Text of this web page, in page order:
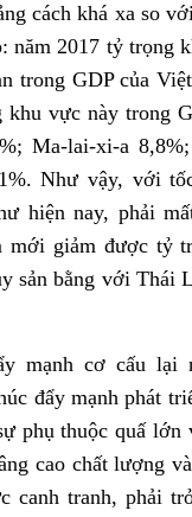
cách khá xa so
năm 2017 tỷ trọng
trong GDP của
vực này trong
Ma-lai-xi-a
Như vậy, với
hiện nay, phải
mới giảm được tỷ
sản bằng với Thái
mạnh cơ cấu lại
đẩy mạnh phát
phụ thuộc quấ lớn
cao chất lượng
canh tranh, phải